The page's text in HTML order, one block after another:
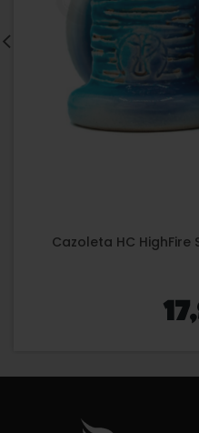
Cazoleta HC